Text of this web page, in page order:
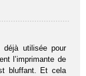
déjà utilisée pour
l’imprimante de
bluffant. Et cela